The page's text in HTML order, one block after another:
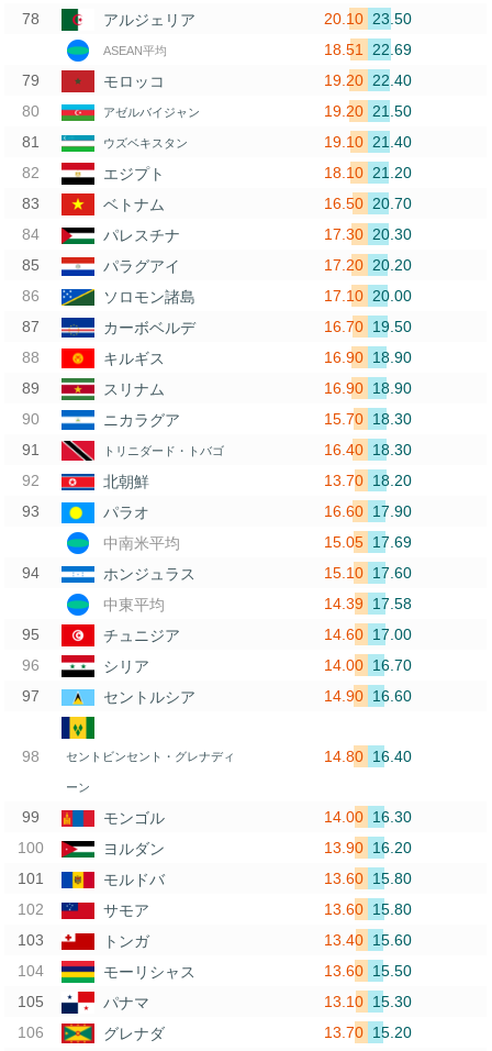
アルジェリア
20.10 23.50
ASEAN平均 18.51 22.69
モロッコ
19.20 22.40
アゼルバイジャン 19.20 21.50
ウズベキスタン 19.10 21.40
エジプト
18.10 21.20
ベトナム
16.50 20.70
パレスチナ
17.30 20.30
パラグアイ
17.20 20.20
ソロモン諸島
17.10 20.00
カーボベルデ
16.70 19.50
キルギス
16.90 18.90
スリナム
16.90 18.90
ニカラグア
15.70 18.30
トリニダード・トバゴ 16.40 18.30
北朝鮮
13.70 18.20
パラオ
16.60 17.90
中南米平均
15.05
17.69
ホンジュラス
15.10 17.60
中東平均
14.39
17.58
チュニジア
14.60 17.00
シリア
14.00 16.70
セントルシア
14.90 16.60
セントビンセント・グレナディ
ーン
14.80 16.40
モンゴル 14.00 16.30
ヨルダン
13.90 16.20
モルドバ
13.60 15.80
サモア
13.60 15.80
トンガ
13.40 15.60
モーリシャス
13.60 15.50
パナマ
13.10 15.30
グレナダ
13.70 15.20